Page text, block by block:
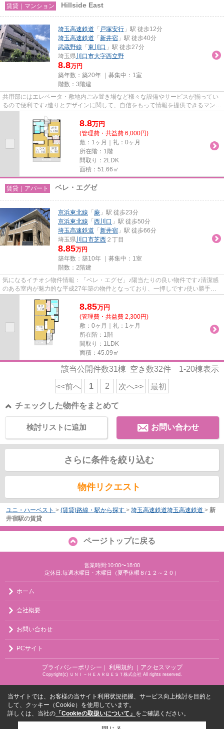
賃貸｜マンション Hillside East
埼玉高速鉄道 「 戸塚安行 」駅 徒歩12分
埼玉高速鉄道 「 新井宿 」駅 徒歩40分
武蔵野線 「 東川口 」駅 徒歩27分
埼玉県川口市大字西立野
8.8万円
築年数：築20年 ｜募集中： 1室
階数：3階建
共用部にはエレベータ・敷地内ごみ置き場など様々な設備やサービスが揃ってい
るので便利です♪造りとデザインに関して、自信をもって情報を提供できるマンシ
8.8万円
(管理費・共益費 6,000円)
敷：1ヶ月｜礼：0ヶ月
所在階：1階
間取り：2LDK
面積：51.66㎡
賃貸｜アパート ベレ・エグゼ
京浜東北線 「 蕨 」駅 徒歩23分
京浜東北線 「 西川口 」駅 徒歩50分
埼玉高速鉄道 「 新井宿 」駅 徒歩66分
埼玉県川口市芝西 ２丁目
8.85万円
築年数：築10年 ｜募集中： 1室
階数：2階建
気になるイチオシ物件情報：「ベレ・エグゼ」♪陽当たりの良い物件です♪清潔感
のある室内が魅力的な平成27年築の物件となっており、一押しです♪使い勝手の
8.85万円
(管理費・共益費 2,300円)
敷：0ヶ月｜礼：1ヶ月
所在階：1階
間取り：1LDK
面積：45.09㎡
該当公開件数31棟 空き数32件 1-20棟表示
<<前へ 1 2 次へ>> 最初
チェックした物件をまとめて
お問い合わせ
検討リストに追加
さらに条件を絞り込む
物件リクエスト
ユニ・ハーベスト > (賃貸)路線・駅から探す > 埼玉高速鉄道埼玉高速鉄道 > 新
井宿駅の賃貸
ページトップに戻る
営業時間:10:00〜18:00
定休日:毎週水曜日・木曜日（夏季休暇８/１２～２０）
ホーム
会社概要
お問い合わせ
PCサイト
プライバシーポリシー ｜ 利用規約 ｜アクセスマップ
Copyright(c) ＵＮＩ－ＨＥＡＲＢＥＳＴ株式会社 All rights reserved.
当サイトでは、お客様の当サイト利用状況把握、サービス向上検討を目的と
して、クッキー（Cookie）を使用しています。
詳しくは、当社の 「Cookieの取扱いについて」 をご確認ください。